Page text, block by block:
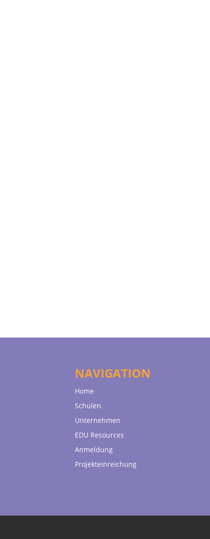
NAVIGATION
Home
Schulen
Unternehmen
EDU Resources
Anmeldung
Projekteinreichung